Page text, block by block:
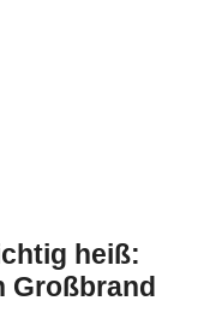
heiß:
Großbrand